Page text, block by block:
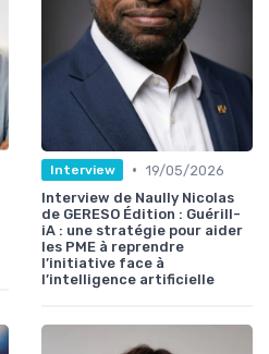
Interview • 19/05/2026
Interview de Naully Nicolas
de GERESO Édition : Guérill-
iA : une stratégie pour aider
les PME à reprendre
l’initiative face à
l’intelligence artificielle